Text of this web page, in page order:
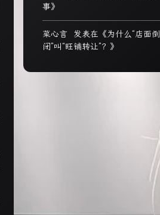
事》
菜心言 发表在《为什么“店面倒
闭”叫“旺铺转让”？ 》